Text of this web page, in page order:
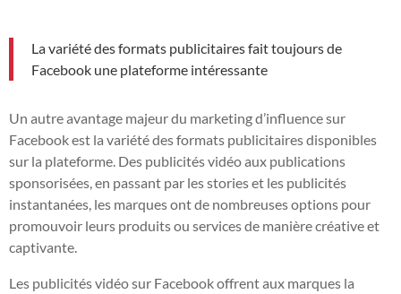
La variété des formats publicitaires fait toujours de
Facebook une plateforme intéressante
Un autre avantage majeur du marketing d’influence sur
Facebook est la variété des formats publicitaires disponibles
sur la plateforme. Des publicités vidéo aux publications
sponsorisées, en passant par les stories et les publicités
instantanées, les marques ont de nombreuses options pour
promouvoir leurs produits ou services de manière créative et
captivante.
Les publicités vidéo sur Facebook offrent aux marques la